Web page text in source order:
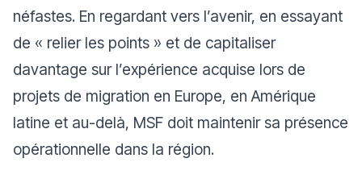
néfastes. En regardant vers l’avenir, en essayant
de « relier les points » et de capitaliser
davantage sur l’expérience acquise lors de
projets de migration en Europe, en Amérique
latine et au-delà, MSF doit maintenir sa présence
opérationnelle dans la région.